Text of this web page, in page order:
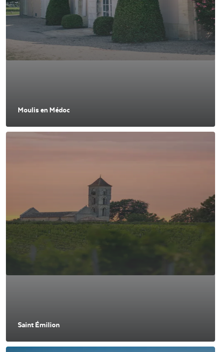
Moulis en Médoc
Saint Émilion